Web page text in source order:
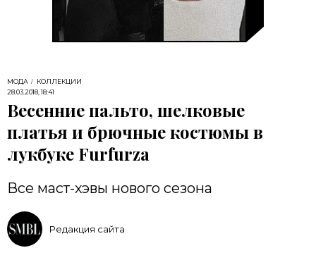
МОДА
КОЛЛЕКЦИИ
28.03.2018, 18:41
Весенние пальто, шелковые
платья и брючные костюмы в
лукбуке Furfurza
Все маст-хэвы нового сезона
Редакция сайта